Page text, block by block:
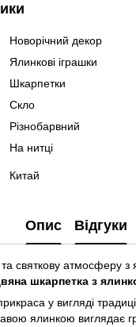
Новорічний декор
Ялинкові іграшки
Шкарпетки
Скло
Різнобарвний
На нитці
Китай
Опис Відгуки
та святкову атмосферу
шкарпетка з
у вигляді
ялинкою виглядає